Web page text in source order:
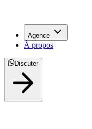
Agence
À propos
Discuter